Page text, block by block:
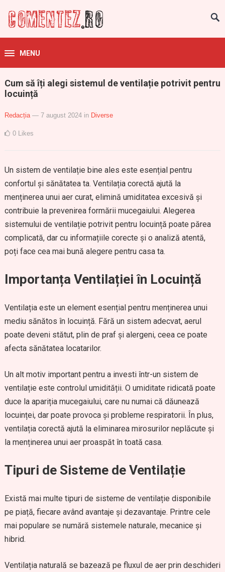
MENU
Cum să îți alegi sistemul de ventilație potrivit pentru
locuință
Redacția — 7 august 2024 in Diverse
0 Likes
Un sistem de ventilație bine ales este esențial pentru
confortul și sănătatea ta. Ventilația corectă ajută la
menținerea unui aer curat, elimină umiditatea excesivă și
contribuie la prevenirea formării mucegaiului. Alegerea
sistemului de ventilație potrivit pentru locuință poate părea
complicată, dar cu informațiile corecte și o analiză atentă,
poți face cea mai bună alegere pentru casa ta.
Importanța Ventilației în Locuință
Ventilația este un element esențial pentru menținerea unui
mediu sănătos în locuință. Fără un sistem adecvat, aerul
poate deveni stătut, plin de praf și alergeni, ceea ce poate
afecta sănătatea locatarilor.
Un alt motiv important pentru a investi într-un sistem de
ventilație este controlul umidității. O umiditate ridicată poate
duce la apariția mucegaiului, care nu numai că dăunează
locuinței, dar poate provoca și probleme respiratorii. În plus,
ventilația corectă ajută la eliminarea mirosurilor neplăcute și
la menținerea unui aer proaspăt în toată casa.
Tipuri de Sisteme de Ventilație
Există mai multe tipuri de sisteme de ventilație disponibile
pe piață, fiecare având avantaje și dezavantaje. Printre cele
mai populare se numără sistemele naturale, mecanice și
hibrid.
Ventilația naturală se bazează pe fluxul de aer prin deschideri